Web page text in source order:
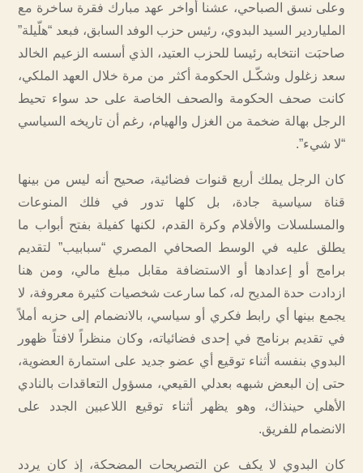
وعلى نسق الصباحي، عشنا أواخر عهد مبارك فقرة ساخرة مع
الملياردير السيد البدوي، رئيس حزب الوفد السابق، فبعد “هلّيلة”
صاحبَت انتخابه رئيسا للحزب العتيد، الذي أسسه الزعيم الخالد
سعد زغلول وشكّـل الحكومة أكثر من مرة خلال العهد الملكي،
كانت صحف الحكومة والصحف الخاصة على حد سواء تحيط
الرجل بهالة ضخمة من الغزل والهيام، رغم أن تاريخه السياسي
“لا شيء”.
كان الرجل يملك أربع قنوات فضائية، صحيح أنه ليس من بينها
قناة سياسية جادة، بل كلها تدور في فلك المنوعات
والمسلسلات والأفلام وكرة القدم، لكنها كفيلة بفتح أبواب ما
يطلق عليه في الوسط الصحافي المصري “سبابيب” لتقديم
برامج أو إعدادها أو الاستضافة مقابل مبلغ مالي، ومن هنا
ازدادت حدة المديح له، كما سارعت شخصيات كثيرة معروفة، لا
يجمع بينها أي رابط فكري أو سياسي، بالانضمام إلى حزبه أملاً
في تقديم برنامج في إحدى فضائياته، وكان منظراً لافتاً ظهور
البدوي بنفسه أثناء توقيع أي عضو جديد على استمارة العضوية،
حتى إن البعض شبهه بعدلي القيعي، مسؤول التعاقدات بالنادي
الأهلي حينذاك، وهو يظهر أثناء توقيع اللاعبين الجدد على
الانضمام للفريق.
كان البدوي لا يكف عن التصريحات المضحكة، إذ كان يردد